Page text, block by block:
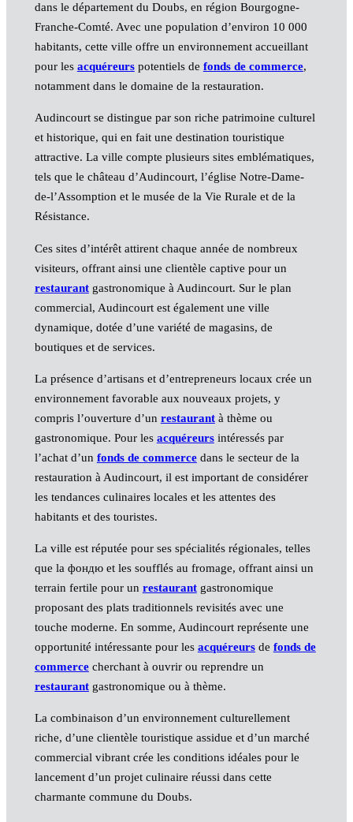
dans le département du Doubs, en région Bourgogne-
Franche-Comté. Avec une population d’environ 10 000
habitants, cette ville offre un environnement accueillant
pour les acquéreurspotentiels de fonds de commerce,
notamment dans le domaine de la restauration.
Audincourt se distingue par son riche patrimoine culturel
et historique, qui en fait une destination touristique
attractive. La ville compte plusieurs sites emblématiques,
tels que le château d’Audincourt, l’église Notre-Dame-
de-l’Assomption et le musée de la Vie Rurale et de la
Résistance.
Ces sites d’intérêt attirent chaque année de nombreux
visiteurs, offrant ainsi une clientèle captive pour un
restaurantgastronomique à Audincourt. Sur le plan
commercial, Audincourt est également une ville
dynamique, dotée d’une variété de magasins, de
boutiques et de services.
La présence d’artisans et d’entrepreneurs locaux crée un
environnement favorable aux nouveaux projets, y
compris l’ouverture d’un restaurantà thème ou
gastronomique. Pour les acquéreursintéressés par
l’achat d’un fonds de commercedans le secteur de la
restauration à Audincourt, il est important de considérer
les tendances culinaires locales et les attentes des
habitants et des touristes.
La ville est réputée pour ses spécialités régionales, telles
que la фондю et les soufflés au fromage, offrant ainsi un
terrain fertile pour un restaurantgastronomique
proposant des plats traditionnels revisités avec une
touche moderne. En somme, Audincourt représente une
opportunité intéressante pour les acquéreursde fonds de
commercecherchant à ouvrir ou reprendre un
restaurantgastronomique ou à thème.
La combinaison d’un environnement culturellement
riche, d’une clientèle touristique assidue et d’un marché
commercial vibrant crée les conditions idéales pour le
lancement d’un projet culinaire réussi dans cette
charmante commune du Doubs.